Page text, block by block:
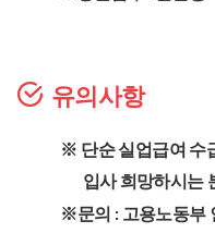
유의사항
※ 단순 실업급여 수
입사 희망하시는
※문의 : 고용노동부